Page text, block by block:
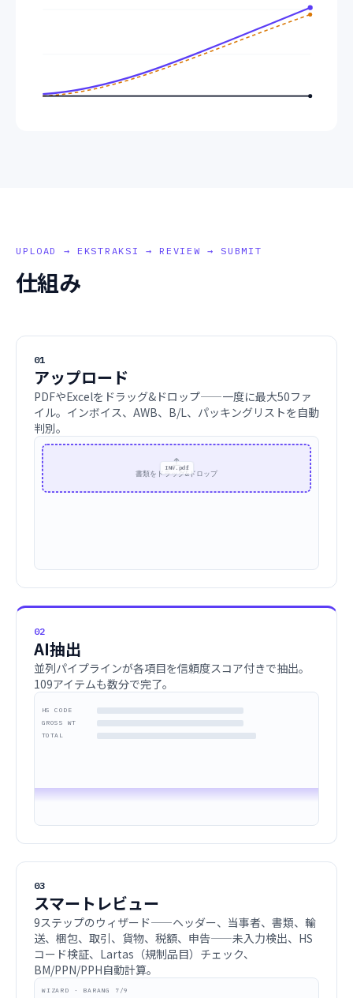
UPLOAD → EKSTRAKSI → REVIEW → SUBMIT
仕組み
01
アップロード
PDFやExcelをドラッグ&ドロップ——一度に最大50ファ
イル。インボイス、AWB、B/L、パッキングリストを自動
判別。
書類をドラッグ&ドロップ
02
AI抽出
並列パイプラインが各項目を信頼度スコア付きで抽出。
109アイテムも数分で完了。
HS CODE 8523.51.10
GROSS WT
908.0 kg
TOTAL
03
スマートレビュー
9ステップのウィザード——ヘッダー、当事者、書類、輸
送、梱包、取引、貨物、税額、申告——未入力検出、HS
コード検証、Lartas（規制品目）チェック、
BM/PPN/PPH自動計算。
WIZARD · BARANG 7/9